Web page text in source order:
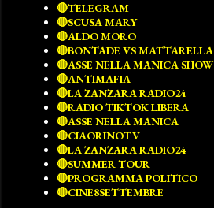
🔴TELEGRAM
🔴SCUSA MARY
🔴ALDO MORO
🔴BONTADE VS MATTARELLA
🔴ASSE NELLA MANICA SHOW
🔴ANTIMAFIA
🔴LA ZANZARA RADIO24
🔴RADIO TIKTOK LIBERA
🔴ASSE NELLA MANICA
🔴CIAORINOTV
🔴LA ZANZARA RADIO24
🔴SUMMER TOUR
🔴PROGRAMMA POLITICO
🔴CINE8SETTEMBRE